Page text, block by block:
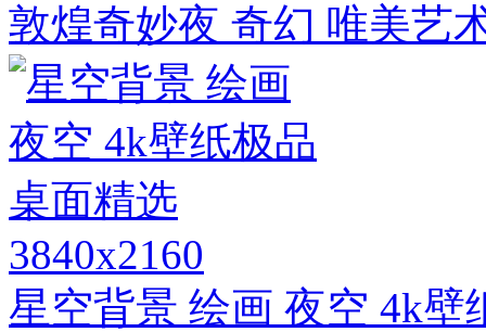
敦煌奇妙夜 奇幻 唯美艺
3840x2160
星空背景 绘画 夜空 4k壁